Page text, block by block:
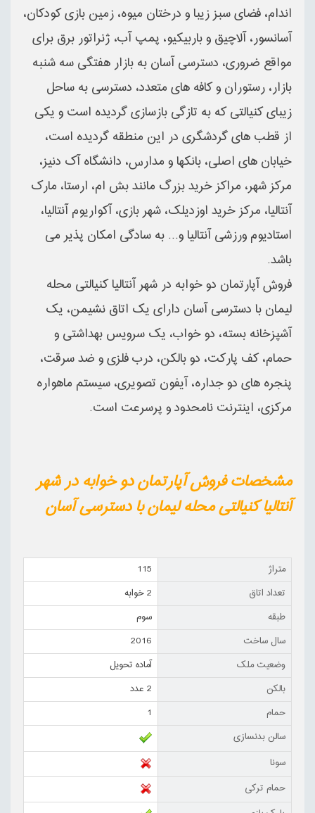
اندام، فضای سبز زیبا و درختان میوه، زمین بازی کودکان،
آسانسور، آلاچیق و باربیکیو، پمپ آب، ژنراتور برق برای
مواقع ضروری، دسترسی آسان به بازار هفتگی سه شنبه
بازار، رستوران و کافه های متعدد، دسترسی به ساحل
زیبای کنیالتی که به تازگی بازسازی گردیده است و یکی
از قطب های گردشگری در این منطقه گردیده است،
خیابان های اصلی، بانکها و مدارس، دانشگاه آک دنیز،
مرکز شهر، مراکز خرید بزرگ مانند بش ام، ارستا، مارک
آنتالیا، مرکز خرید اوزدیلک، شهر بازی، آکواریوم آنتالیا،
استادیوم ورزشی آنتالیا و... به سادگی امکان پذیر می
باشد.
فروش آپارتمان دو خوابه در شهر آنتالیا کنیالتی محله
لیمان با دسترسی آسان دارای یک اتاق نشیمن، یک
آشپزخانه بسته، دو خواب، یک سرویس بهداشتی و
حمام، کف پارکت، دو بالکن، درب فلزی و ضد سرقت،
پنجره های دو جداره، آیفون تصویری، سیستم ماهواره
مرکزی، اینترنت نامحدود و پرسرعت است.
مشخصات فروش آپارتمان دو خوابه در شهر
آنتالیا کنیالتی محله لیمان با دسترسی آسان
متراژ
115
تعداد اتاق
2 خوابه
طبقه
سوم
سال ساخت
2016
وضعیت ملک
آماده تحویل
بالکن
2 عدد
حمام
1
سالن بدنسازی
سونا
حمام ترکی